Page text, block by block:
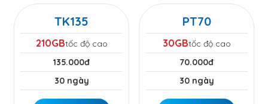
TK135
210GBtốc độ cao
135.000đ
30 ngày
PT70
30GBtốc độ cao
70.000đ
30 ngày